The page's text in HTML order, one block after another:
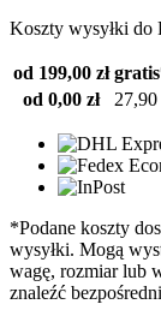
Koszty wysyłki do
od 199,00 zł
od 0,00 zł
27,90
*Podane koszty
wysyłki. Mogą
wagę, rozmiar lub
znaleźć